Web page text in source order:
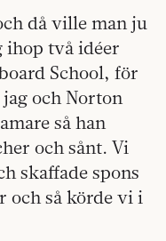
då ville man ju
ihop två idéer
School, för
och Norton
så han
och sånt. Vi
skaffade spons
och så körde vi i